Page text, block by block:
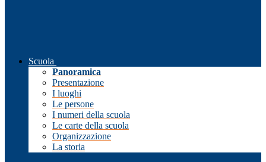
Scuola
Panoramica
Presentazione
I luoghi
Le persone
I numeri della scuola
Le carte della scuola
Organizzazione
La storia